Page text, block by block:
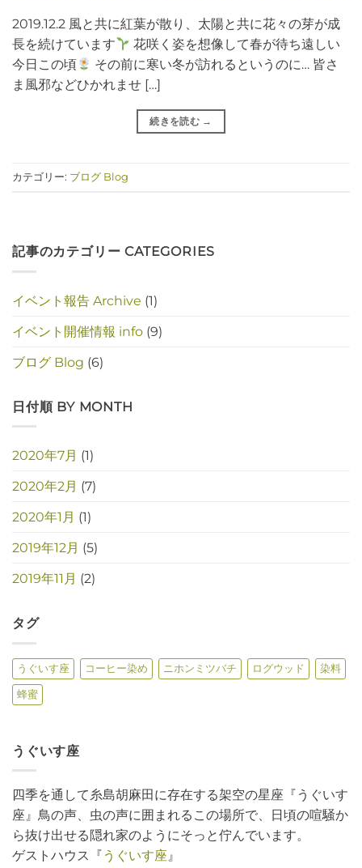
2019.12.2 風と共に紅葉が散り、太陽と共に花々の芽が成
長を続けています
花咲く姿を想像して春が待ち遠しい
今日この頃
その前に寒い冬が訪れるというのに… 皆さ
ま風邪などひかれませ […]
続きを読む →
カテゴリー: ブログ Blog
記事のカテゴリー CATEGORIES
イベント報告 Archive (1)
イベント開催情報 info (9)
ブログ Blog (6)
日付順 BY MONTH
2020年7月 (1)
2020年2月 (7)
2020年1月 (1)
2019年12月 (5)
2019年11月 (2)
タグ
うぐいす座 コーヒー染め ニホンミツバチ ログウッド 染料
蜂蜜
うぐいす座
四季を通して糸島胡麻田に存在する架空の星座『うぐいす
座』鳥の声、虫の声に囲まれるこの場所で、日頃の喧騒か
ら抜け出せる隠れ家のようにそっと佇んでいます。
ゲストハウス『 うぐいす座』